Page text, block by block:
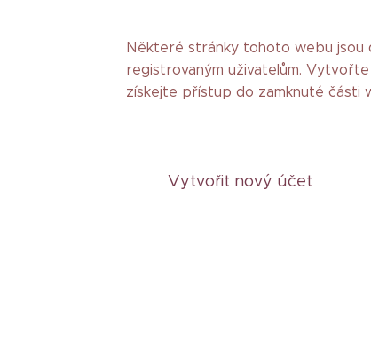
Některé stránky tohoto webu jsou
registrovaným uživatelům.
získejte přístup do zamknuté části
Vytvořit nový účet